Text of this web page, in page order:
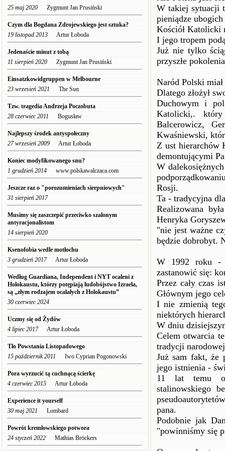
25 maj 2020 Zygmunt Jan Prusiński
Czym dla Bogdana Zdrojewskiego jest sztuka?
19 listopad 2013 Artur Łoboda
Jedenaście minut z tobą
11 sierpień 2020 Zygmunt Jan Prusiński
Einsatzkowidgruppen w Melbourne
23 wrzesień 2021 The Sun
Tzw. tragedia Andrzeja Poczobuta
28 czerwiec 2011 Bogusław
Najlepszy środek antyspołeczny
27 wrzesień 2009 Artur Łoboda
Koniec modyfikowanego snu?
1 grudzień 2014 www.polskawalczaca.com
Jeszcze raz o "porozumieniach sierpniowych"
31 sierpień 2017
Musimy się zaszczepić przeciwko szalonym
antyracjonalistom
14 sierpień 2020
Ksenofobia wedle motłochu
3 grudzień 2017Artur Łoboda
Według Guardiana, Independent i NYT ocaleni z
Holokaustu, którzy potępiają ludobójstwo Izraela,
są „złym rodzajem ocalałych z Holokaustu”
30 czerwiec 2024
Uczmy się od Żydów
4 lipiec 2017Artur Łoboda
Tło Powstania Listopadowego
15 październik 2011 Iwo Cyprian Pogonowski
Pora wyrzucić tą cuchnącą ścierkę
4 czerwiec 2015 Artur Łoboda
Experience it yourself
30 maj 2021 Lombard
Powrót kremlowskiego potwora
24 styczeń 2022 Mathias Bröckers
W takiej sytuacji
pieniądze
Kościół Katolicki
I jego tropem
Już nie tylko
przyszłe
Naród Polski
Dlatego złożył
Duchowym i
Katolicki,.
Balcerowicz,
Kwaśniewski,
Z ust hierarchów
demontującymi
W
Rosji.
Ta - tradycyjna
Realizowana
Henryka
"nie jest ważne
będzie dobrobyt.
W 1992 roku -
zastanowić się:
Przez cały czas
Głównym jego
I nie zmienią
niektórych
W dniu
Celem otwarcia
tradycji
Już sam fakt, że
jego istnienia -
11 lat temu
stalinowskiego
pana.
Podobnie jak
"powinniśmy się